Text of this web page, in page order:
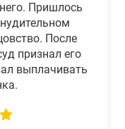
Пришлось
После
признал его
выплачивать